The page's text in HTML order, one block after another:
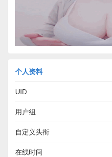
个人资料
UID
用户组
自定义头衔
在线时间